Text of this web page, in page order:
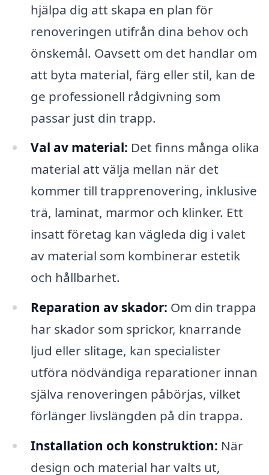
hjälpa dig att skapa en plan för
renoveringen utifrån dina behov och
önskemål. Oavsett om det handlar om
att byta material, färg eller stil, kan de
ge professionell rådgivning som
passar just din trapp.
Val av material: Det finns många olika
material att välja mellan när det
kommer till trapprenovering, inklusive
trä, laminat, marmor och klinker. Ett
insatt företag kan vägleda dig i valet
av material som kombinerar estetik
och hållbarhet.
Reparation av skador: Om din trappa
har skador som sprickor, knarrande
ljud eller slitage, kan specialister
utföra nödvändiga reparationer innan
själva renoveringen påbörjas, vilket
förlänger livslängden på din trappa.
Installation och konstruktion: När
design och material har valts ut,